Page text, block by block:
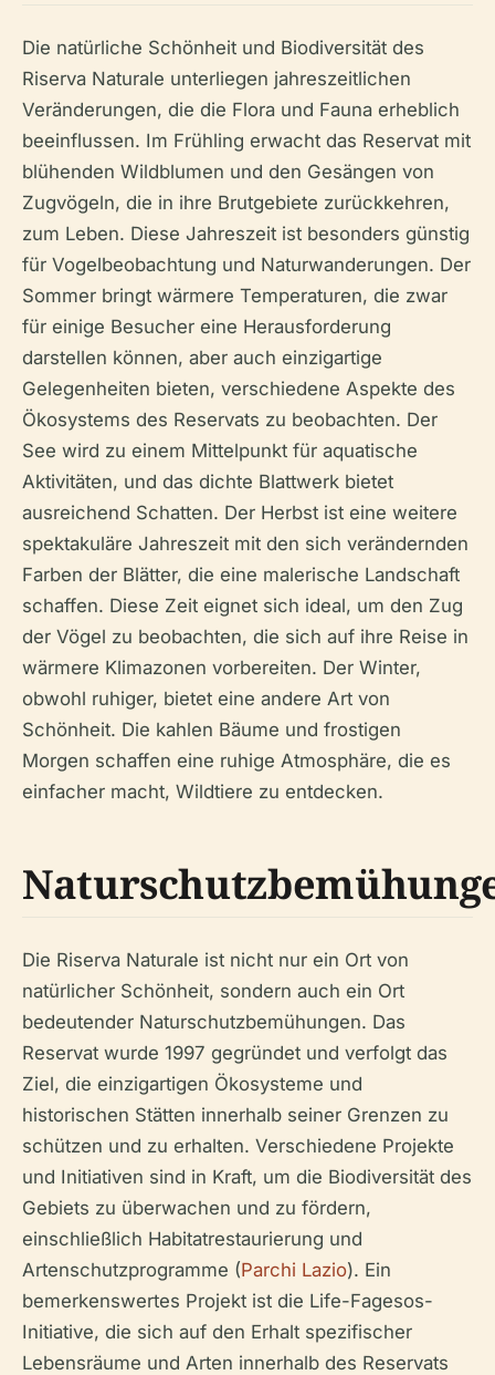
Die natürliche Schönheit und Biodiversität des
Riserva Naturale unterliegen jahreszeitlichen
Veränderungen, die die Flora und Fauna erheblich
beeinflussen. Im Frühling erwacht das Reservat mit
blühenden Wildblumen und den Gesängen von
Zugvögeln, die in ihre Brutgebiete zurückkehren,
zum Leben. Diese Jahreszeit ist besonders günstig
für Vogelbeobachtung und Naturwanderungen. Der
Sommer bringt wärmere Temperaturen, die zwar
für einige Besucher eine Herausforderung
darstellen können, aber auch einzigartige
Gelegenheiten bieten, verschiedene Aspekte des
Ökosystems des Reservats zu beobachten. Der
See wird zu einem Mittelpunkt für aquatische
Aktivitäten, und das dichte Blattwerk bietet
ausreichend Schatten. Der Herbst ist eine weitere
spektakuläre Jahreszeit mit den sich verändernden
Farben der Blätter, die eine malerische Landschaft
schaffen. Diese Zeit eignet sich ideal, um den Zug
der Vögel zu beobachten, die sich auf ihre Reise in
wärmere Klimazonen vorbereiten. Der Winter,
obwohl ruhiger, bietet eine andere Art von
Schönheit. Die kahlen Bäume und frostigen
Morgen schaffen eine ruhige Atmosphäre, die es
einfacher macht, Wildtiere zu entdecken.
Die Riserva Naturale ist nicht nur ein Ort von
natürlicher Schönheit, sondern auch ein Ort
bedeutender Naturschutzbemühungen. Das
Reservat wurde 1997 gegründet und verfolgt das
Ziel, die einzigartigen Ökosysteme und
historischen Stätten innerhalb seiner Grenzen zu
schützen und zu erhalten. Verschiedene Projekte
und Initiativen sind in Kraft, um die Biodiversität des
Gebiets zu überwachen und zu fördern,
einschließlich Habitatrestaurierung und
Artenschutzprogramme (Parchi Lazio). Ein
bemerkenswertes Projekt ist die Life-Fagesos-
Initiative, die sich auf den Erhalt spezifischer
Lebensräume und Arten innerhalb des Reservats